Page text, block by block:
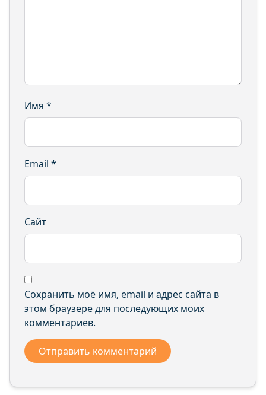
Имя *
Email *
Сайт
Сохранить моё имя, email и адрес сайта в
этом браузере для последующих моих
комментариев.